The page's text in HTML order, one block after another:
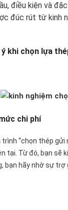
điều kiện và
đúc rút từ
khi chọn lựa
chi phí
“chọn thép
tại. Từ đó, bạn sẽ
bạn hãy nhờ sự